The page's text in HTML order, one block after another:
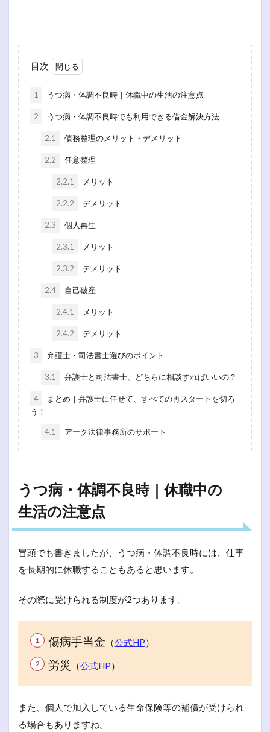
目次
1 うつ病・体調不良時｜休職中の生活の注意点
2 うつ病・体調不良時でも利用できる借金解決方法
2.1 債務整理のメリット・デメリット
2.2 任意整理
2.2.1 メリット
2.2.2 デメリット
2.3 個人再生
2.3.1 メリット
2.3.2 デメリット
2.4 自己破産
2.4.1 メリット
2.4.2 デメリット
3 弁護士・司法書士選びのポイント
3.1 弁護士と司法書士、どちらに相談すればいいの？
4
まとめ｜弁護士に任せて、すべての再スタートを切ろ
う！
4.1 アーク法律事務所のサポート
うつ病・体調不良時｜休職中の
生活の注意点
冒頭でも書きましたが、うつ病・体調不良時には、仕事
を長期的に休職することもあると思います。
その際に受けられる制度が2つあります。
傷病手当金 （公式HP）
労災 （公式HP）
また、個人で加入している生命保険等の補償が受けられ
る場合もありますね。